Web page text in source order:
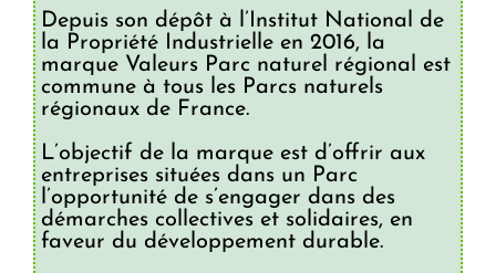
Depuis son dépôt à l’Institut National de
la Propriété Industrielle en 2016, la
marque Valeurs Parc naturel régional est
commune à tous les Parcs naturels
régionaux de France.
L’objectif de la marque est d’offrir aux
entreprises situées dans un Parc
l’opportunité de s’engager dans des
démarches collectives et solidaires, en
faveur du développement durable.